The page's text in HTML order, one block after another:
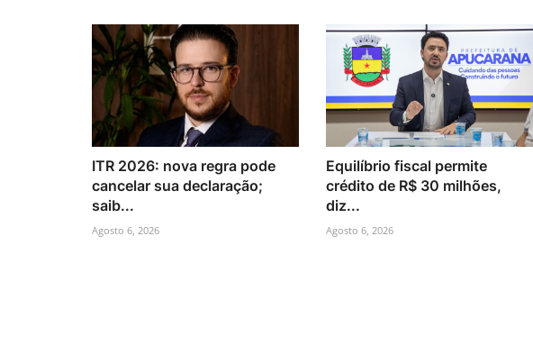
ITR 2026: nova regra pode
cancelar sua declaração;
saib...
Agosto 6, 2026
Equilíbrio fiscal permite
crédito de R$ 30 milhões,
diz...
Agosto 6, 2026